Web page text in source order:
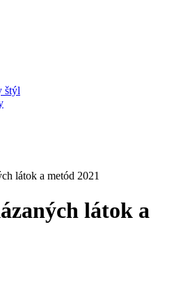
štýl
látok a metód 2021
látok a